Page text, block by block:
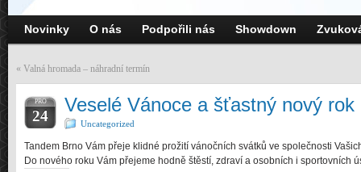
Novinky O nás Podpořili nás Showdown
« Valná hromada – náhradní termín
PRO
24
Veselé Vánoce a šťastný nový rok
Uncategorized
Tandem Brno Vám přeje klidné prožití vánočních svátků ve společnosti
Do nového roku Vám přejeme hodně štěstí, zdraví a osobních i sportovních